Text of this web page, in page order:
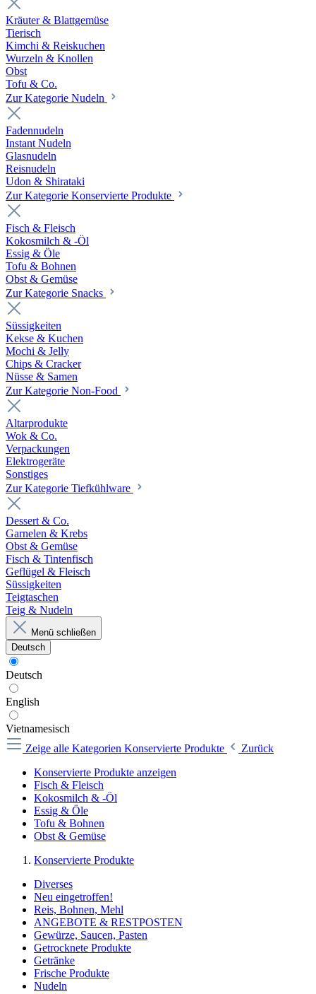
Kräuter & Blattgemüse
Tierisch
Kimchi & Reiskuchen
Wurzeln & Knollen
Obst
Tofu & Co.
Zur Kategorie Nudeln
Fadennudeln
Instant Nudeln
Glasnudeln
Reisnudeln
Udon & Shirataki
Zur Kategorie Konservierte Produkte
Fisch & Fleisch
Kokosmilch & -Öl
Essig & Öle
Tofu & Bohnen
Obst & Gemüse
Zur Kategorie Snacks
Süssigkeiten
Kekse & Kuchen
Mochi & Jelly
Chips & Cracker
Nüsse & Samen
Zur Kategorie Non-Food
Altarprodukte
Wok & Co.
Verpackungen
Elektrogeräte
Sonstiges
Zur Kategorie Tiefkühlware
Dessert & Co.
Garnelen & Krebs
Obst & Gemüse
Fisch & Tintenfisch
Geflügel & Fleisch
Süssigkeiten
Teigtaschen
Teig & Nudeln
Menü schließen
Deutsch
Deutsch
English
Vietnamesisch
Zeige alle Kategorien Konservierte Produkte
Zurück
Konservierte Produkte anzeigen
Fisch & Fleisch
Kokosmilch & -Öl
Essig & Öle
Tofu & Bohnen
Obst & Gemüse
Konservierte Produkte
Diverses
Neu eingetroffen!
Reis, Bohnen, Mehl
ANGEBOTE & RESTPOSTEN
Gewürze, Saucen, Pasten
Getrocknete Produkte
Getränke
Frische Produkte
Nudeln